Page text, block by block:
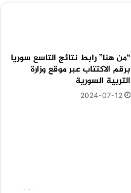
“من هنا” رابط نتائج التاسع سوريا
برقم الاكتتاب عبر موقع وزارة
التربية السورية
2024-07-12